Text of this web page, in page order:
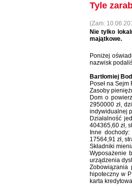
Tyle
(Zam:
Nie tylko
majątkowe.
Poniżej
nazwisk
Bartłomiej
Poseł na Sejm
Zasoby
Dom o
2950000 zł,
indywidualnej
Działalność
404365,60 zł,
Inne
17564,91 zł,
Składniki
Wyposażenie
urządzenia
Zobowiązania
hipoteczny w
karta